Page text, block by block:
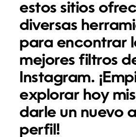
estos sitios
diversas
para encontrar
mejores filtros
Instagram.
explorar hoy
darle un nuevo
perfil!